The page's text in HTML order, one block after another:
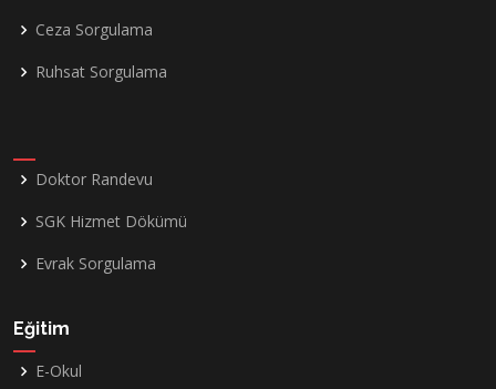
Ceza Sorgulama
Ruhsat Sorgulama
Doktor Randevu
SGK Hizmet Dökümü
Evrak Sorgulama
Eğitim
E-Okul